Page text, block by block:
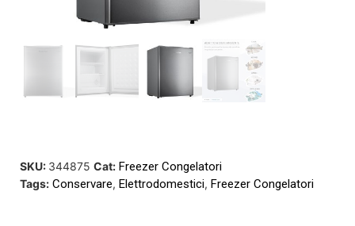
SKU: 344875 Cat: Freezer Congelatori
Tags: Conservare, Elettrodomestici, Freezer Congelatori